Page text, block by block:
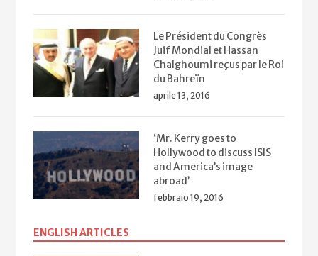
Le Président du Congrès
Juif Mondial et Hassan
Chalghoumi reçus par le Roi
du Bahreïn
aprile 13, 2016
‘Mr. Kerry goes to
Hollywood to discuss ISIS
and America’s image
abroad’
febbraio 19, 2016
ENGLISH ARTICLES